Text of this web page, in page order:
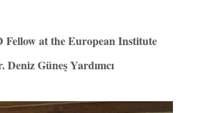
Fellow at the European Institute
Deniz Güneş Yardımcı